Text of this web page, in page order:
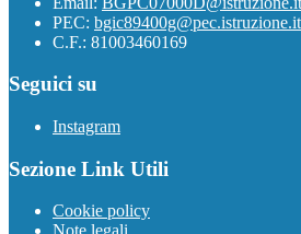
PEC: bgic89400g@pec.istruzione.it
C.F.: 81003460169
Seguici su
Instagram
Sezione Link Utili
Cookie policy